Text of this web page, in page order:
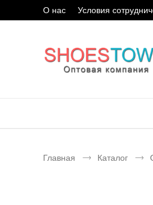
О нас Условия
Главная Каталог